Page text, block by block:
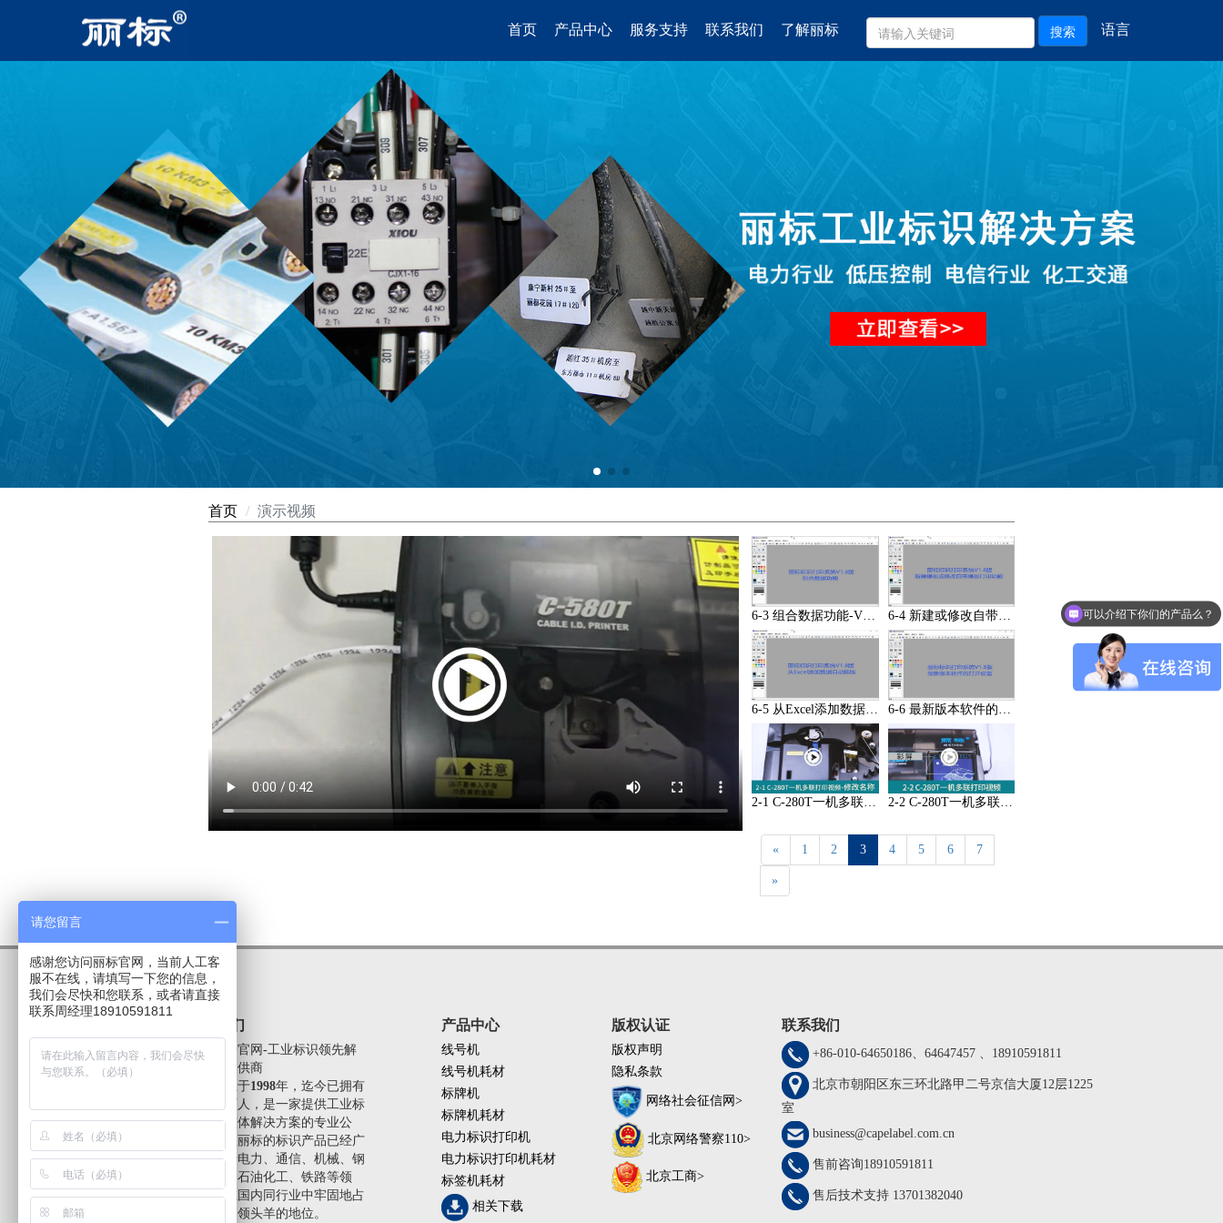
语言
搜索
首页 产品中心 服务支持 联系我们 了解丽标
首页 演示视频
6-4 新建或修改自带模板并打印-V1.8版丽标标识打印系统
2-1 C-280T一机多联打印视频-修改名称 2-2 C-280T一机多联打印视频
« 1 2 3 4 5 6 7
»
关于我们
丽标唯一官网-工业标识领先解
决方案提供商
我司成立于1998年，迄今已拥有
员工近百人，是一家提供工业标
识系统整体解决方案的专业公
司。第欧丽标的标识产品已经广
泛应用于电力、通信、机械、钢
铁金属、石油化工、铁路等领
域，并在国内同行业中牢固地占
据了市场领头羊的地位。
产品中心
线号机
线号机耗材
标牌机
标牌机耗材
电力标识打印机
电力标识打印机耗材
标签机耗材
相关下载
版权认证
版权声明
隐私条款
网络社会征信网>
北京网络警察110>
北京工商>
联系我们
+86-010-64650186、64647457 、18910591811
北京市朝阳区东三环北路甲二号京信大厦12层1225
室
business@capelabel.com.cn
售前咨询18910591811
售后技术支持 13701382040
可以介绍下你们的产品么？
请您留言
感谢您访问丽标官网，当前人工客
服不在线，请填写一下您的信息，
我们会尽快和您联系，或者请直接
联系周经理18910591811